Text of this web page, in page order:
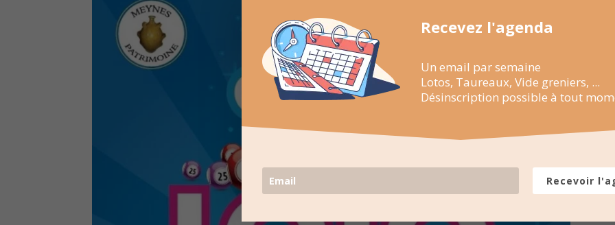
Recevez l'agenda
Un email par semaine
Lotos, Taureaux, Vide greniers, ...
Désinscription possible à tout
Recevoir